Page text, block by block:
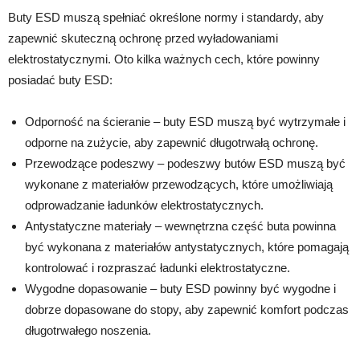
Buty ESD muszą spełniać określone normy i standardy, aby
zapewnić skuteczną ochronę przed wyładowaniami
elektrostatycznymi. Oto kilka ważnych cech, które powinny
posiadać buty ESD:
Odporność na ścieranie – buty ESD muszą być wytrzymałe i
odporne na zużycie, aby zapewnić długotrwałą ochronę.
Przewodzące podeszwy – podeszwy butów ESD muszą być
wykonane z materiałów przewodzących, które umożliwiają
odprowadzanie ładunków elektrostatycznych.
Antystatyczne materiały – wewnętrzna część buta powinna
być wykonana z materiałów antystatycznych, które pomagają
kontrolować i rozpraszać ładunki elektrostatyczne.
Wygodne dopasowanie – buty ESD powinny być wygodne i
dobrze dopasowane do stopy, aby zapewnić komfort podczas
długotrwałego noszenia.